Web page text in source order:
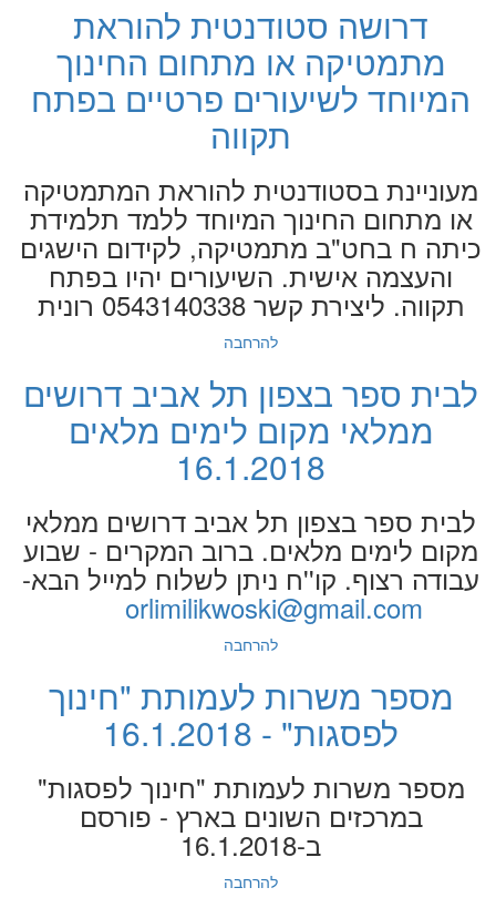
דרושה סטודנטית להוראת
מתמטיקה או מתחום החינוך
המיוחד לשיעורים פרטיים בפתח
תקווה
מעוניינת בסטודנטית להוראת המתמטיקה
או מתחום החינוך המיוחד ללמד תלמידת
כיתה ח בחט"ב מתמטיקה, לקידום הישגים
והעצמה אישית. השיעורים יהיו בפתח
תקווה. ליצירת קשר 0543140338 רונית
להרחבה
לבית ספר בצפון תל אביב דרושים
ממלאי מקום לימים מלאים
16.1.2018
לבית ספר בצפון תל אביב דרושים ממלאי
מקום לימים מלאים. ברוב המקרים - שבוע
עבודה רצוף. קו''ח ניתן לשלוח למייל הבא-
orlimilikwoski@gmail.com
להרחבה
מספר משרות לעמותת "חינוך
לפסגות" - 16.1.2018
מספר משרות לעמותת "חינוך לפסגות"
במרכזים השונים בארץ - פורסם
ב-16.1.2018
להרחבה